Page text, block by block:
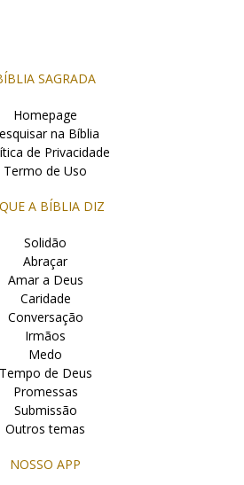
SAGRADA
Homepage
na Bíblia
de Privacidade
Termo de Uso
A BÍBLIA DIZ
Solidão
Abraçar
Amar a Deus
Caridade
Conversação
Irmãos
Medo
Tempo de Deus
Promessas
Submissão
Outros temas
NOSSO APP